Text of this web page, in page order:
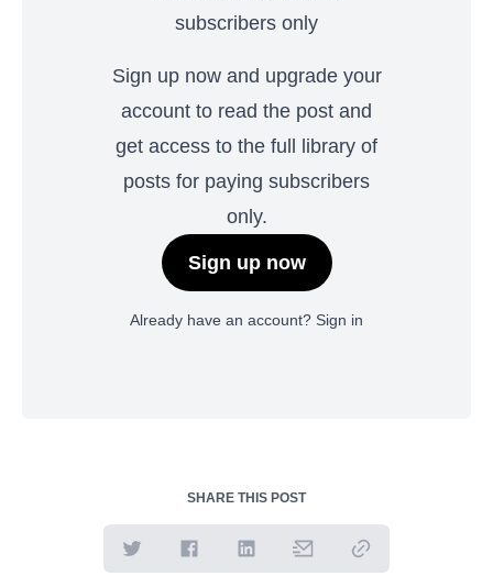
subscribers only
Sign up now and upgrade your
account to read the post and
get access to the full library of
posts for paying subscribers
only.
Sign up now
Already have an account? Sign in
SHARE THIS POST